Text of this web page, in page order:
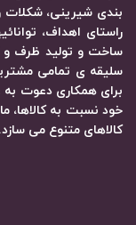
بندی شیرینی، شکلات
راستای اهداف،
ساخت و تولید ظرف و
سلیقه ی تمامی
برای همکاری دعوت
خود نسبت به کالاها،
کالاهای متنوع می سازد.